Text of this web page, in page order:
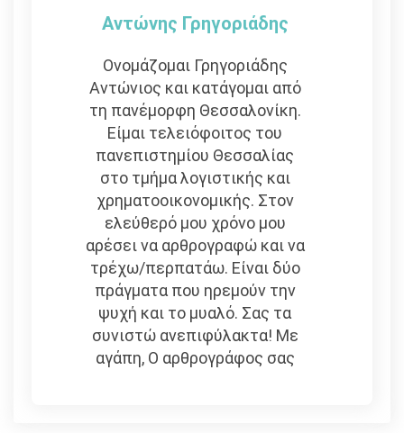
Αντώνης Γρηγοριάδης
Ονομάζομαι Γρηγοριάδης
Αντώνιος και κατάγομαι από
τη πανέμορφη Θεσσαλονίκη.
Είμαι τελειόφοιτος του
πανεπιστημίου Θεσσαλίας
στο τμήμα λογιστικής και
χρηματοοικονομικής. Στον
ελεύθερό μου χρόνο μου
αρέσει να αρθρογραφώ και να
τρέχω/περπατάω. Είναι δύο
πράγματα που ηρεμούν την
ψυχή και το μυαλό. Σας τα
συνιστώ ανεπιφύλακτα! Με
αγάπη, Ο αρθρογράφος σας